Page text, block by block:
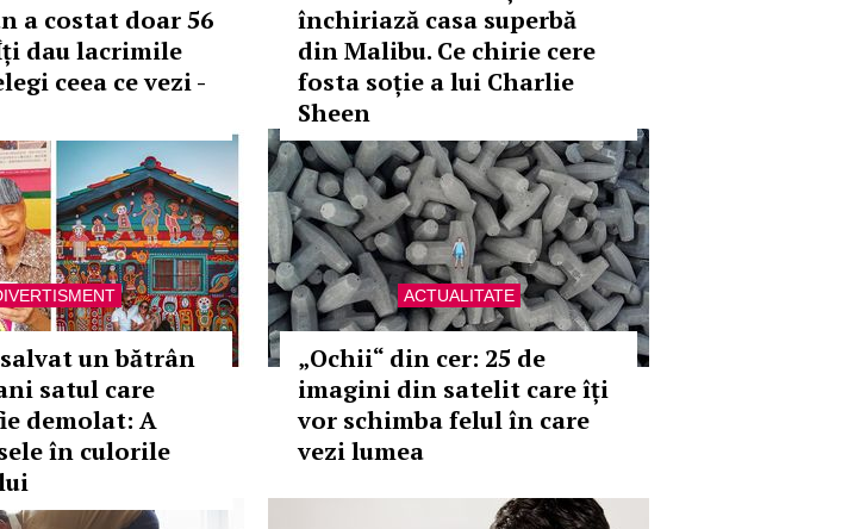
a costat doar 56
dau lacrimile
ceea ce vezi -
închiriază casa superbă
din Malibu. Ce chirie cere
fosta soție a lui Charlie
Sheen
un bătrân
satul care
demolat: A
în culorile
ACTUALITATE
„Ochii“ din cer: 25 de
imagini din satelit care îți
vor schimba felul în care
vezi lumea